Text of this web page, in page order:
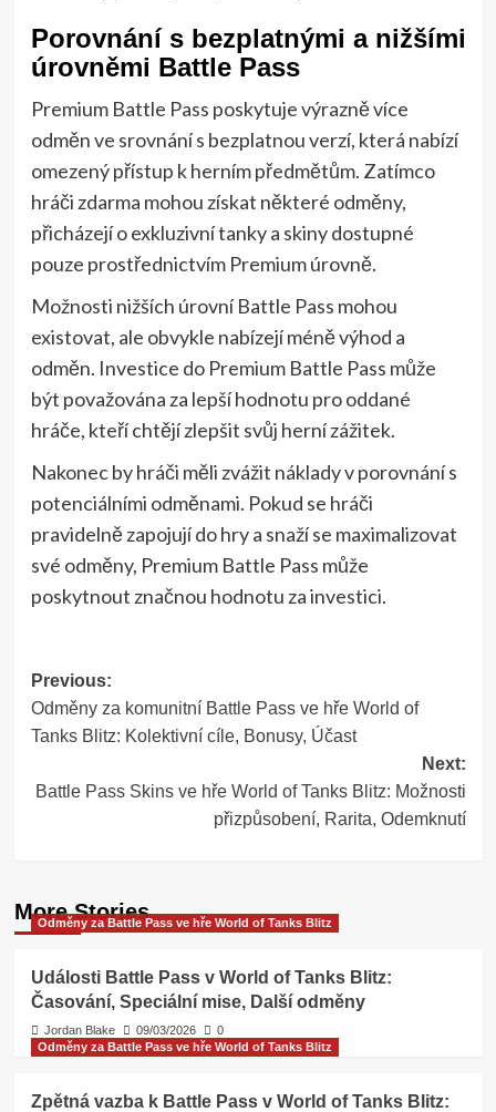
Porovnání s bezplatnými a nižšími
úrovněmi Battle Pass
Premium Battle Pass poskytuje výrazně více
odměn ve srovnání s bezplatnou verzí, která nabízí
omezený přístup k herním předmětům. Zatímco
hráči zdarma mohou získat některé odměny,
přicházejí o exkluzivní tanky a skiny dostupné
pouze prostřednictvím Premium úrovně.
Možnosti nižších úrovní Battle Pass mohou
existovat, ale obvykle nabízejí méně výhod a
odměn. Investice do Premium Battle Pass může
být považována za lepší hodnotu pro oddané
hráče, kteří chtějí zlepšit svůj herní zážitek.
Nakonec by hráči měli zvážit náklady v porovnání s
potenciálními odměnami. Pokud se hráči
pravidelně zapojují do hry a snaží se maximalizovat
své odměny, Premium Battle Pass může
poskytnout značnou hodnotu za investici.
Post
navigation
Previous:
Odměny za komunitní Battle Pass ve hře World of
Tanks Blitz: Kolektivní cíle, Bonusy, Účast
Next:
Battle Pass Skins ve hře World of Tanks Blitz: Možnosti
přizpůsobení, Rarita, Odemknutí
More Stories
Odměny za Battle Pass ve hře World of Tanks Blitz
Události Battle Pass v World of Tanks Blitz:
Časování, Speciální mise, Další odměny
Jordan Blake 09/03/2026
0
Odměny za Battle Pass ve hře World of Tanks Blitz
Zpětná vazba k Battle Pass v World of Tanks Blitz: